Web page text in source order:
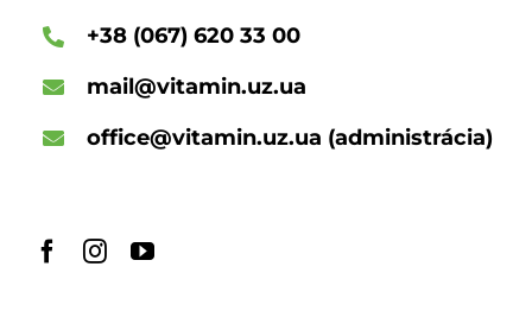
+38 (067) 620 33 00
mail@vitamin.uz.ua
office@vitamin.uz.ua (administrácia)